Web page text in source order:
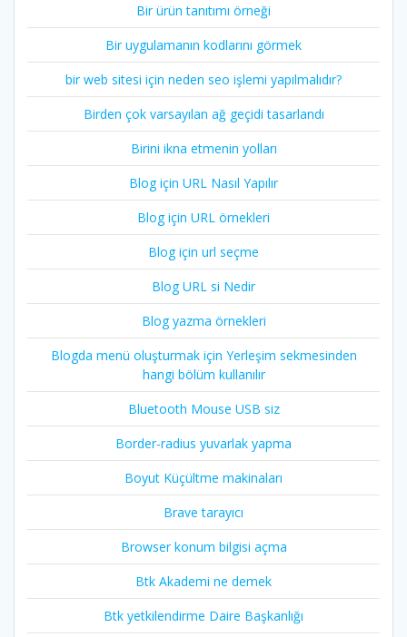
Bir ürün tanıtımı örneği
Bir uygulamanın kodlarını görmek
bir web sitesi için neden seo işlemi yapılmalıdır?
Birden çok varsayılan ağ geçidi tasarlandı
Birini ikna etmenin yolları
Blog için URL Nasıl Yapılır
Blog için URL örnekleri
Blog için url seçme
Blog URL si Nedir
Blog yazma örnekleri
Blogda menü oluşturmak için Yerleşim sekmesinden
hangi bölüm kullanılır
Bluetooth Mouse USB siz
Border-radius yuvarlak yapma
Boyut Küçültme makinaları
Brave tarayıcı
Browser konum bilgisi açma
Btk Akademi ne demek
Btk yetkilendirme Daire Başkanlığı